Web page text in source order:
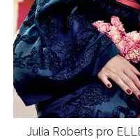
Julia Roberts pro